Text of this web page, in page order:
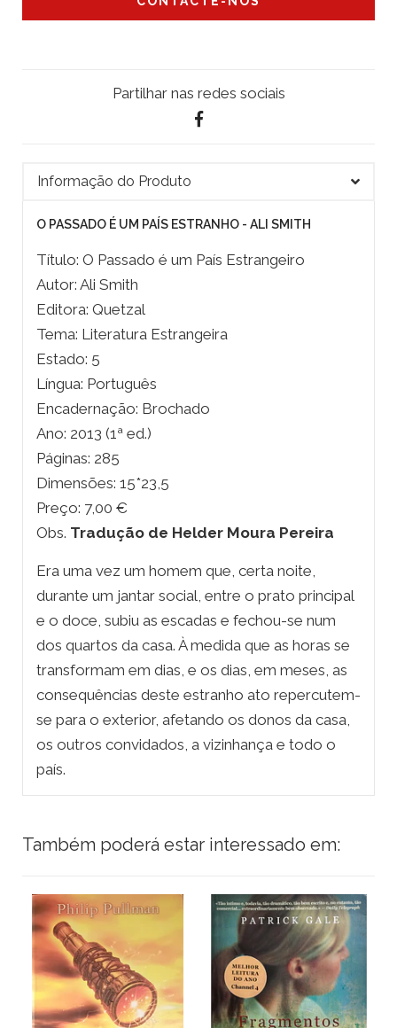
Partilhar nas redes sociais
Informação do Produto
O PASSADO É UM PAÍS ESTRANHO - ALI SMITH
Título: O Passado é um País Estrangeiro
Autor: Ali Smith
Editora: Quetzal
Tema: Literatura Estrangeira
Estado: 5
Língua: Português
Encadernação: Brochado
Ano: 2013 (1ª ed.)
Páginas: 285
Dimensões: 15*23,5
Preço: 7,00 €
Obs. Tradução de Helder Moura Pereira
Era uma vez um homem que, certa noite,
durante um jantar social, entre o prato principal
e o doce, subiu as escadas e fechou-se num
dos quartos da casa. À medida que as horas se
transformam em dias, e os dias, em meses, as
consequências deste estranho ato repercutem-
se para o exterior, afetando os donos da casa,
os outros convidados, a vizinhança e todo o
país.
Também poderá estar interessado em: